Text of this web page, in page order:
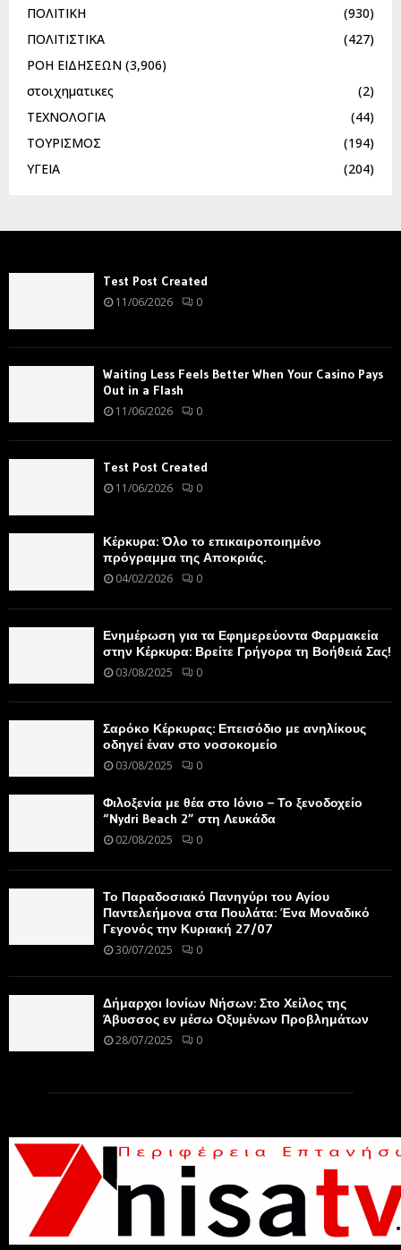
ΠΟΛΙΤΙΚΗ
(930)
ΠΟΛΙΤΙΣΤΙΚΑ
(427)
ΡΟΗ ΕΙΔΗΣΕΩΝ (3,906)
στοιχηματικες
(2)
ΤΕΧΝΟΛΟΓΙΑ
(44)
ΤΟΥΡΙΣΜΟΣ
(194)
ΥΓΕΙΑ
(204)
Test Post Created
11/06/2026 0
Waiting Less Feels Better When Your Casino Pays
Out in a Flash
11/06/2026 0
Test Post Created
11/06/2026 0
Κέρκυρα: Όλο το επικαιροποιημένο
πρόγραμμα της Αποκριάς.
04/02/2026 0
Ενημέρωση για τα Εφημερεύοντα Φαρμακεία
στην Κέρκυρα: Βρείτε Γρήγορα τη Βοήθειά Σας!
03/08/2025 0
Σαρόκο Κέρκυρας: Επεισόδιο με ανηλίκους
οδηγεί έναν στο νοσοκομείο
03/08/2025 0
Φιλοξενία με θέα στο Ιόνιο – Το ξενοδοχείο
“Nydri Beach 2” στη Λευκάδα
02/08/2025 0
Το Παραδοσιακό Πανηγύρι του Αγίου
Παντελεήμονα στα Πουλάτα: Ένα Μοναδικό
Γεγονός την Κυριακή 27/07
30/07/2025 0
Δήμαρχοι Ιονίων Νήσων: Στο Χείλος της
Άβυσσος εν μέσω Οξυμένων Προβλημάτων
28/07/2025 0